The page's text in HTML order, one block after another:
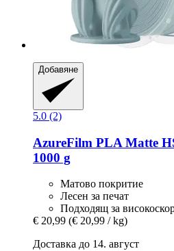
Добавяне
5.0 (2)
AzureFilm PLA Matte
1000 g
Матово покритие
Лесен за печат
Подходящ за
€ 20,99 (€ 20,99 / kg)
Доставка до 14. август